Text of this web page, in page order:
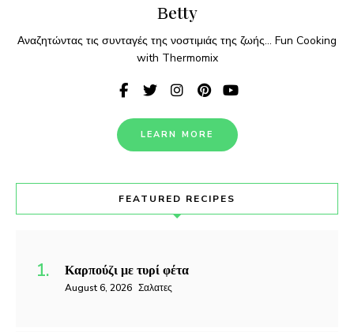
Βetty
Αναζητώντας τις συνταγές της νοστιμιάς της ζωής... Fun Cooking
with Thermomix
LEARN MORE
FEATURED RECIPES
Καρπούζι με τυρί φέτα
August 6, 2026 Σαλατες